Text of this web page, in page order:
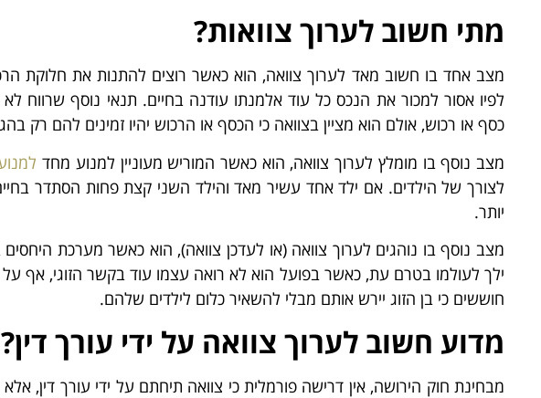
מתי חשוב לערוך צוואות?
מצב אחד בו חשוב מאד לערוך צוואה, הוא כאשר רוצים להתנות את חלוקת
לפיו אסור למכור את הנכס כל עוד אלמנתו עודנה בחיים. תנאי נוסף שרווח
כסף או רכוש, אולם הוא מציין בצוואה כי הכסף או הרכוש יהיו זמינים להם רק
מצב נוסף בו מומלץ לערוך צוואה, הוא כאשר המוריש מעוניין למנוע מחד
לצורך של הילדים. אם ילד אחד עשיר מאד והילד השני קצת פחות הסתדר
יותר.
מצב נוסף בו נוהגים לערוך צוואה (או לעדכן צוואה), הוא כאשר מערכת
ילך לעולמו בטרם עת, כאשר בפועל הוא לא רואה עצמו עוד בקשר הזוגי, אף על
חוששים כי בן הזוג יירש אותם מבלי להשאיר כלום לילדים שלהם.
מדוע חשוב לערוך צוואה על ידי עורך דין?
מבחינת חוק הירושה, אין דרישה פורמלית כי צוואה תיחתם על ידי עורך